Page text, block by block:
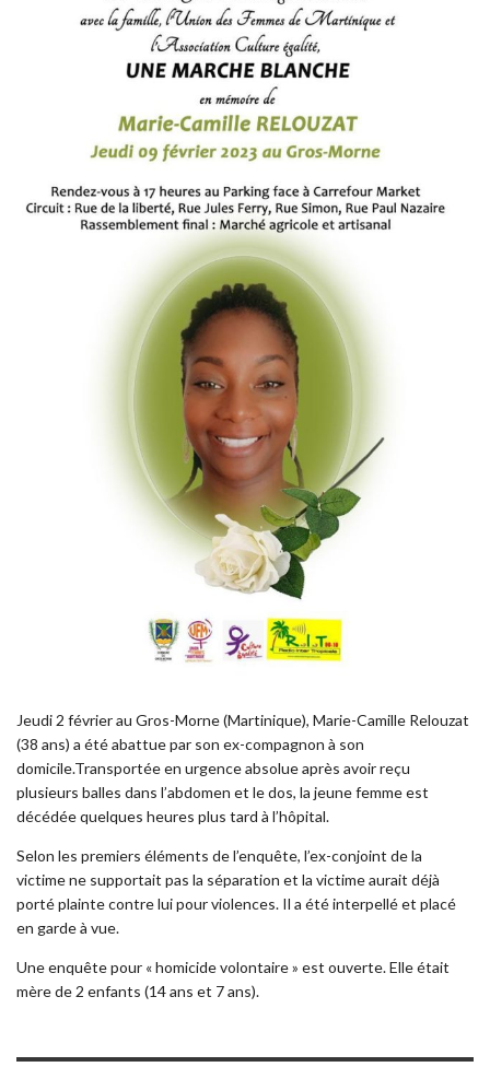
Jeudi 2 février au Gros-Morne (Martinique), Marie-Camille Relouzat
(38 ans) a été abattue par son ex-compagnon à son
domicile.Transportée en urgence absolue après avoir reçu
plusieurs balles dans l’abdomen et le dos, la jeune femme est
décédée quelques heures plus tard à l’hôpital.
Selon les premiers éléments de l’enquête, l’ex-conjoint de la
victime ne supportait pas la séparation et la victime aurait déjà
porté plainte contre lui pour violences. Il a été interpellé et placé
en garde à vue.
Une enquête pour « homicide volontaire » est ouverte. Elle était
mère de 2 enfants (14 ans et 7 ans).